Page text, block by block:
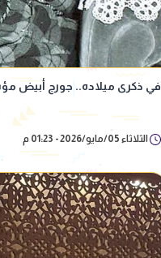
في ذكرى ميلاده.. جورج أبيض
الثلاثاء 05/مايو/2026 - 01:23 م